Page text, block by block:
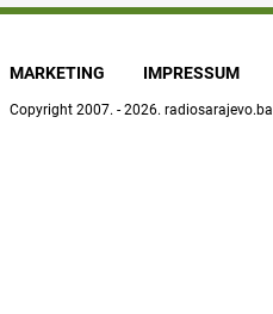
MARKETING IMPRESSUM
Copyright 2007. - 2026. radiosarajevo.ba